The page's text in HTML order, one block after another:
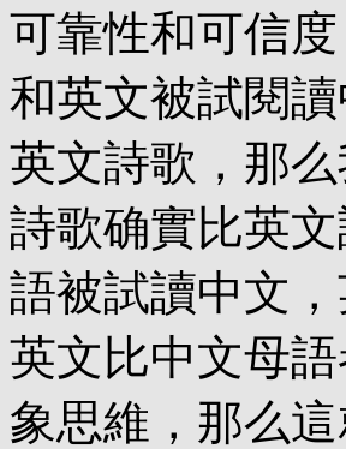
可靠性和可信
和英文被試閱
英文詩歌，那
詩歌确實比英
語被試讀中文
英文比中文母
象思維，那么